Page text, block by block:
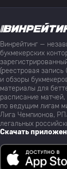
Винрейтинг —
букмекерских
(реестровая
и обзоры
материалы для
расписание
по ведущим лигам
Лига Чемпионов,
легальных
Скачать